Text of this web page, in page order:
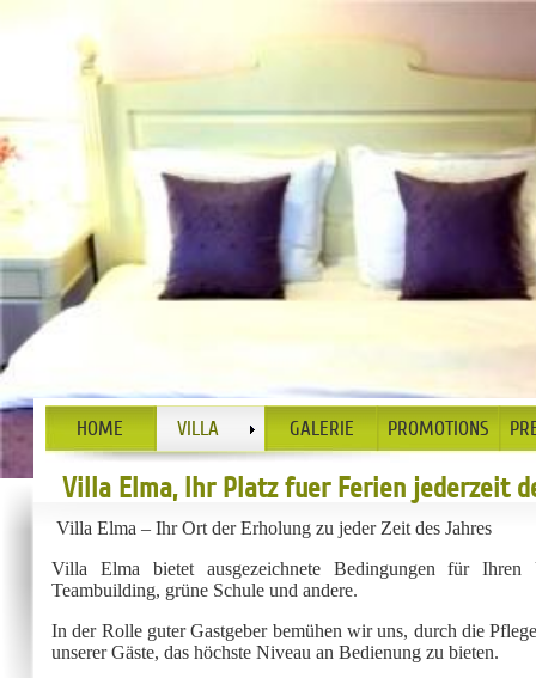
Villa Elma, Ihr Platz fuer Ferien jederzeit
HOME VILLA GALERIE PROMOTIONS
Villa Elma – Ihr Ort der Erholung zu jeder Zeit des Jahres
Villa Elma bietet ausgezeichnete Bedingungen für Ihren
Teambuilding, grüne Schule und andere.
In der Rolle guter Gastgeber bemühen wir uns, durch die
unserer Gäste, das höchste Niveau an Bedienung zu bieten.